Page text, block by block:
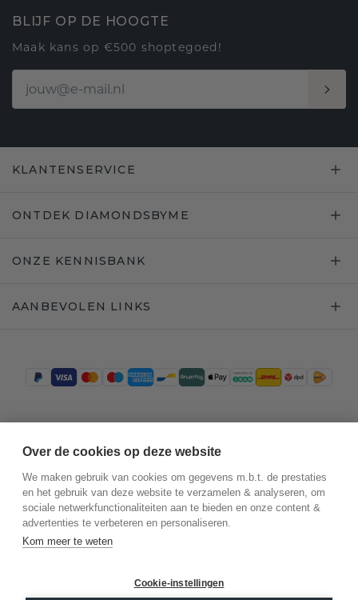
BLIJF OP DE HOOGTE
Maak kans op €500 shoptegoed!
KLANTENSERVICE
ONTDEK DIAMONDSBYME
ONZE KENNISBANK
AANBEVOLEN LINKS
©2026.DiamondsByMe
Over de cookies op deze website
We maken gebruik van cookies om gegevens m.b.t. de prestaties
en het gebruik van deze website te verzamelen & analyseren, om
sociale netwerkfunctionaliteiten aan te bieden en onze content &
advertenties te verbeteren en personaliseren.
Kom meer te weten
Cookie-instellingen